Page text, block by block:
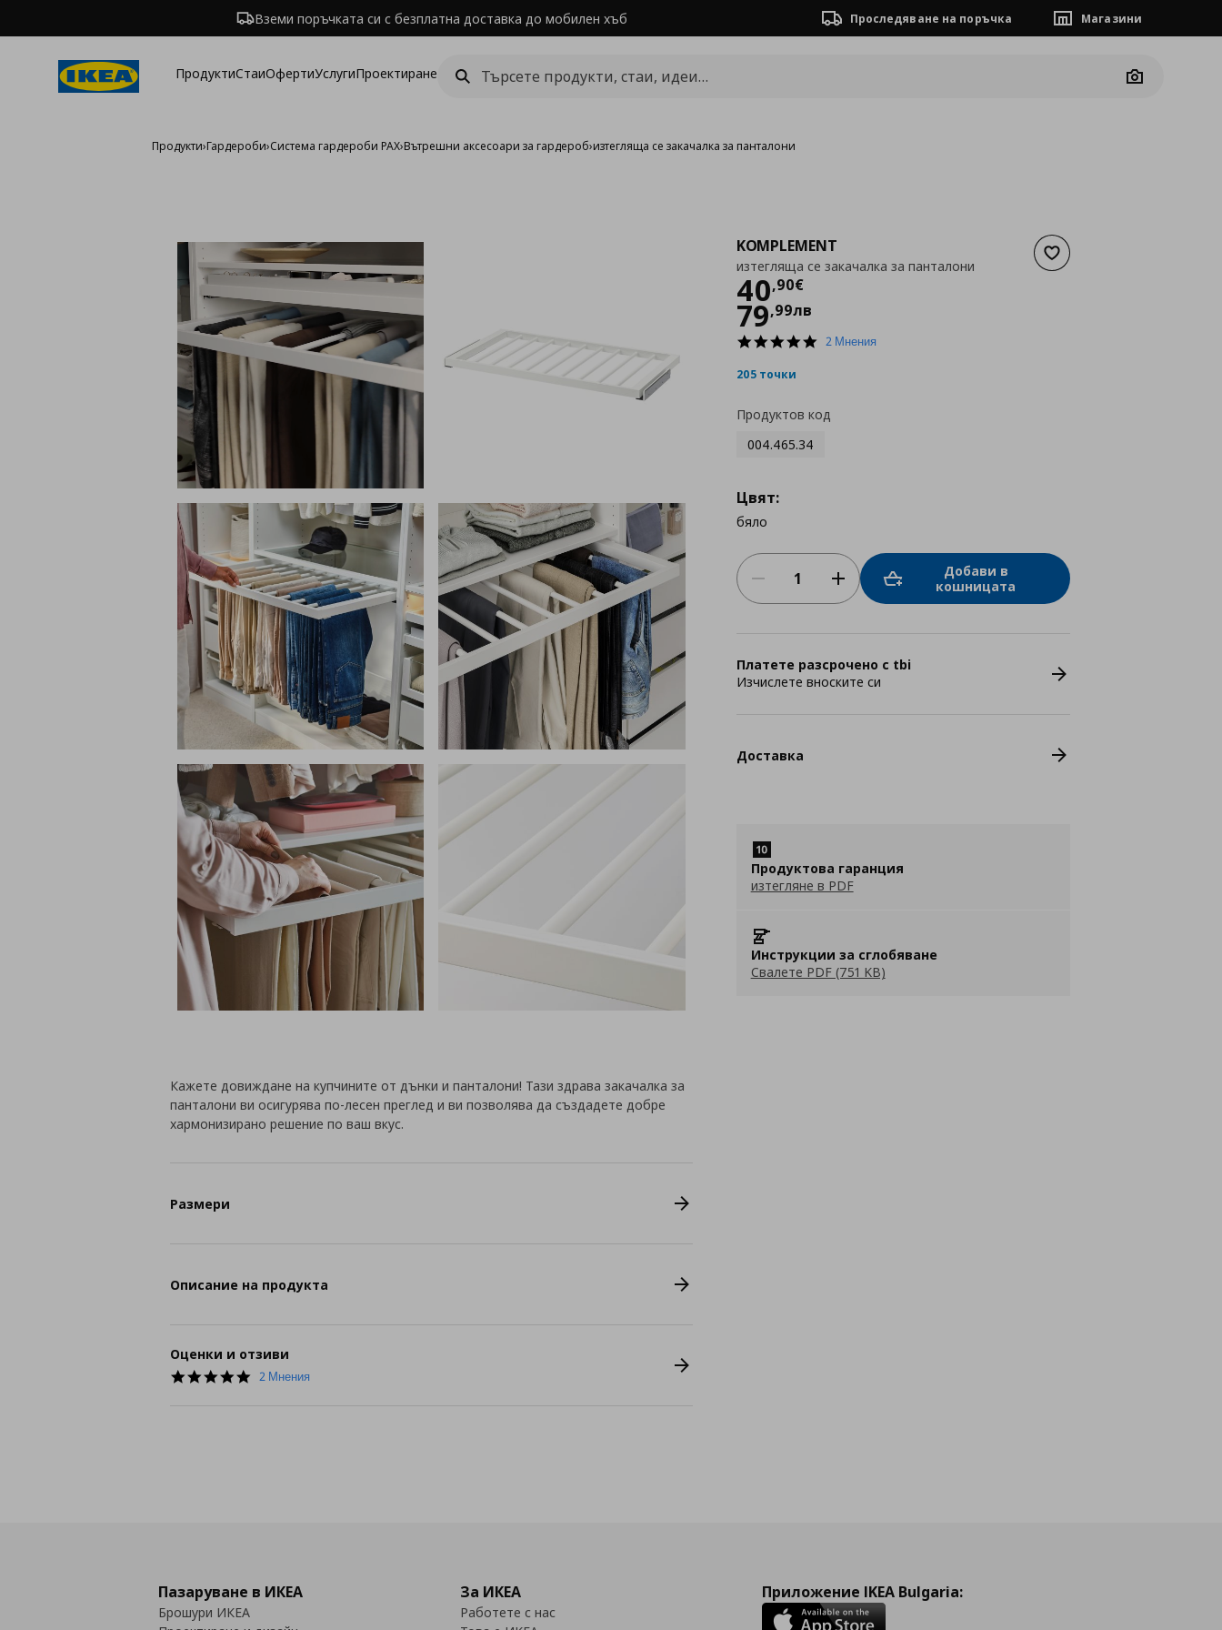
Вземи поръчката си с безплатна доставка до мобилен хъб Проследяване на поръчка Магазини
ПродуктиСтаиОфертиУслугиПроектиране
Camera
Продукти›Гардероби›Система гардероби PAX›Вътрешни аксесоари за гардероб›изтегляща се закачалка за панталони
Добави към списъка с
KOMPLEMENT
изтегляща се закачалка за панталони
40,90€
Цена
79,99лв
5.02 Мнения
205 точки
Продуктов код
004.465.34
Цвят:
бяло
Добави в
кошницата
Платете разсрочено с tbi
Изчислете вноските си
Доставка
Продуктова гаранция
изтегляне в PDF
Инструкции за сглобяване
Свалете PDF (751 KB)
Кажете довиждане на купчините от дънки и панталони! Тази здрава закачалка за
панталони ви осигурява по-лесен преглед и ви позволява да създадете добре
хармонизирано решение по ваш вкус.
Размери
Описание на продукта
Оценки и отзиви
5.0
2 Мнения
Пазаруване в ИКЕА
Брошури ИКЕА
За ИКЕА
Работете с нас
Приложение IKEA Bulgaria: